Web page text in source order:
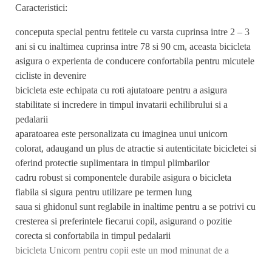
Caracteristici:
conceputa special pentru fetitele cu varsta cuprinsa intre 2 – 3
ani si cu inaltimea cuprinsa intre 78 si 90 cm, aceasta bicicleta
asigura o experienta de conducere confortabila pentru micutele
cicliste in devenire
bicicleta este echipata cu roti ajutatoare pentru a asigura
stabilitate si incredere in timpul invatarii echilibrului si a
pedalarii
aparatoarea este personalizata cu imaginea unui unicorn
colorat, adaugand un plus de atractie si autenticitate bicicletei si
oferind protectie suplimentara in timpul plimbarilor
cadru robust si componentele durabile asigura o bicicleta
fiabila si sigura pentru utilizare pe termen lung
saua si ghidonul sunt reglabile in inaltime pentru a se potrivi cu
cresterea si preferintele fiecarui copil, asigurand o pozitie
corecta si confortabila in timpul pedalarii
bicicleta Unicorn pentru copii este un mod minunat de a